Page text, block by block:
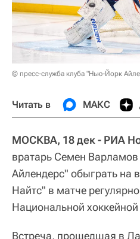
© пресс-служба клуба "Нью-Йорк
Читать в МАКС
МОСКВА, 18 дек - РИА
вратарь Семен
Айлендерс" обыграть на
Найтс" в матче
Национальной
Встреча, прошедшая в